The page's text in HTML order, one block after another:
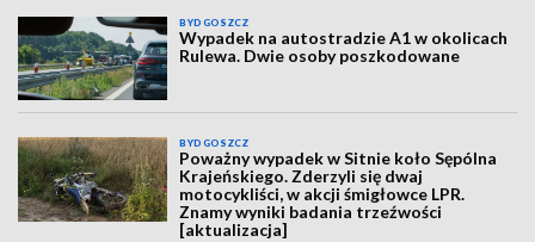
BYDGOSZCZ
Wypadek na autostradzie A1 w okolicach
Rulewa. Dwie osoby poszkodowane
BYDGOSZCZ
Poważny wypadek w Sitnie koło Sępólna
Krajeńskiego. Zderzyli się dwaj
motocykliści, w akcji śmigłowce LPR.
Znamy wyniki badania trzeźwości
[aktualizacja]